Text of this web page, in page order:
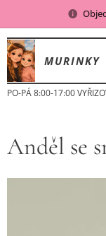
MURINKY
PO-PÁ 8:00-17:00
Anděl se